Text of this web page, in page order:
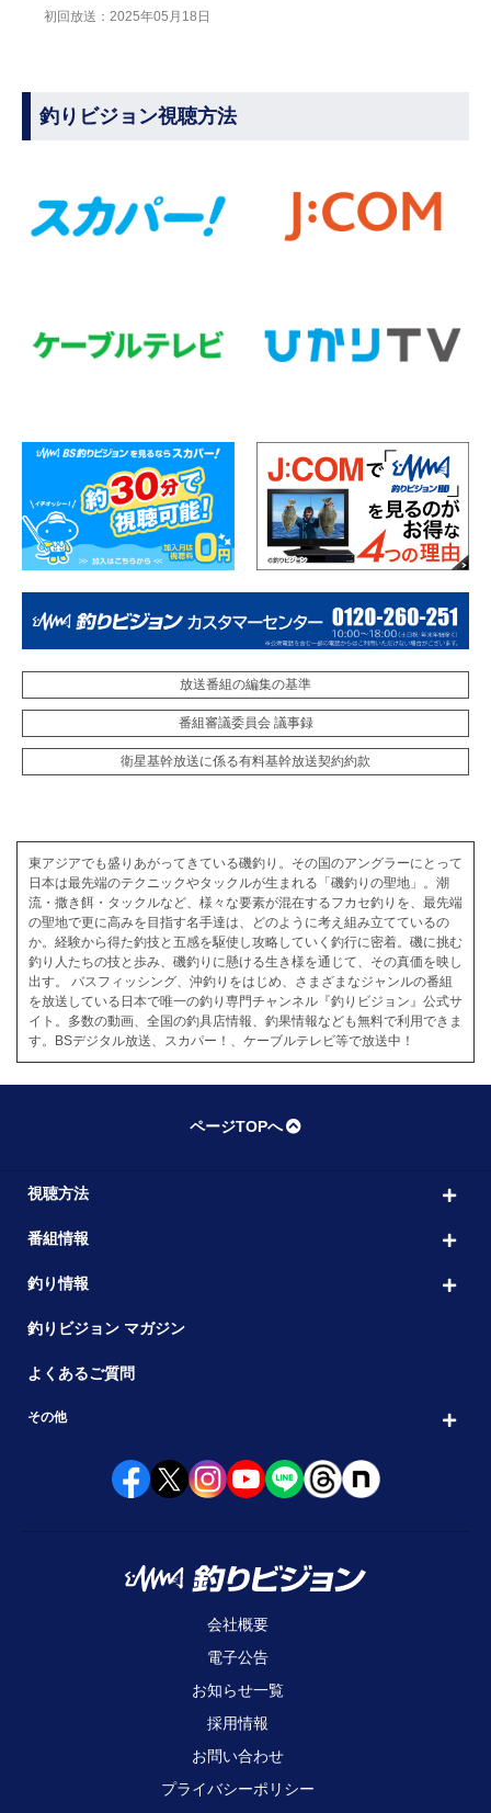
初回放送：2025年05月18日
釣りビジョン視聴方法
放送番組の編集の基準
番組審議委員会 議事録
衛星基幹放送に係る有料基幹放送契約約款
東アジアでも盛りあがってきている磯釣り。その国のアングラーにとって
日本は最先端のテクニックやタックルが生まれる「磯釣りの聖地」。潮
流・撒き餌・タックルなど、様々な要素が混在するフカセ釣りを、最先端
の聖地で更に高みを目指す名手達は、どのように考え組み立てているの
か。経験から得た釣技と五感を駆使し攻略していく釣行に密着。磯に挑む
釣り人たちの技と歩み、磯釣りに懸ける生き様を通じて、その真価を映し
出す。 バスフィッシング、沖釣りをはじめ、さまざまなジャンルの番組
を放送している日本で唯一の釣り専門チャンネル『釣りビジョン』公式サ
イト。多数の動画、全国の釣具店情報、釣果情報なども無料で利用できま
す。BSデジタル放送、スカパー！、ケーブルテレビ等で放送中！
ページTOPへ
視聴方法
番組情報
釣り情報
釣りビジョン マガジン
よくあるご質問
その他
会社概要
電子公告
お知らせ一覧
採用情報
お問い合わせ
プライバシーポリシー